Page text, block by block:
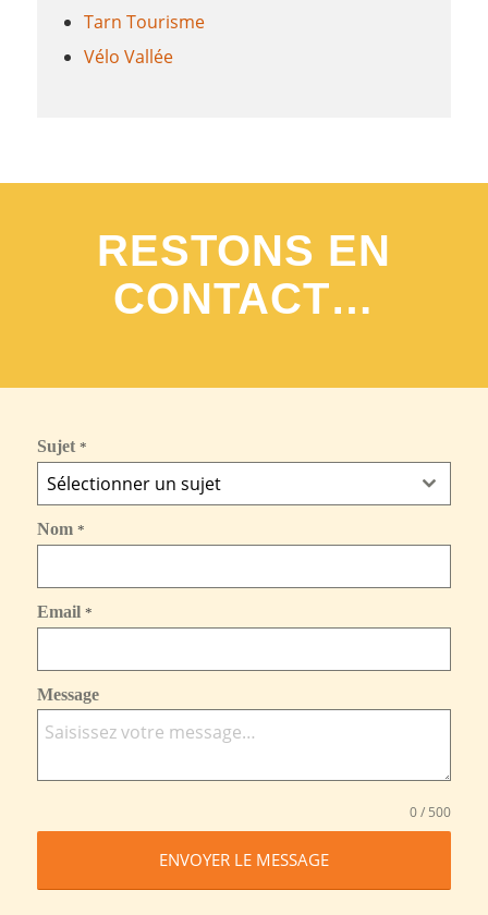
Tarn Tourisme
Vélo Vallée
RESTONS EN
CONTACT…
Sujet *
Sélectionner un sujet
Nom *
Email *
Message
0 / 500
ENVOYER LE MESSAGE